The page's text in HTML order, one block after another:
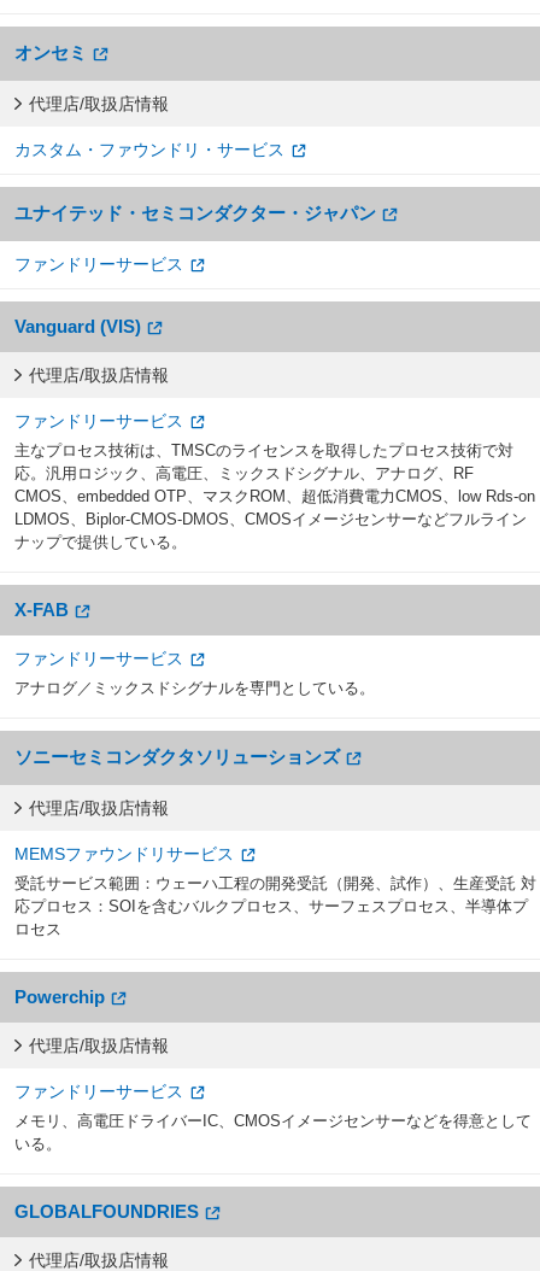
オンセミ
代理店/取扱店情報
カスタム・ファウンドリ・サービス
ユナイテッド・セミコンダクター・ジャパン
ファンドリーサービス
Vanguard (VIS)
代理店/取扱店情報
ファンドリーサービス
主なプロセス技術は、TMSCのライセンスを取得したプロセス技術で対
応。汎用ロジック、高電圧、ミックスドシグナル、アナログ、RF
CMOS、embedded OTP、マスクROM、超低消費電力CMOS、low Rds-on
LDMOS、Biplor-CMOS-DMOS、CMOSイメージセンサーなどフルライン
ナップで提供している。
X-FAB
ファンドリーサービス
アナログ／ミックスドシグナルを専門としている。
ソニーセミコンダクタソリューションズ
代理店/取扱店情報
MEMSファウンドリサービス
受託サービス範囲：ウェーハ工程の開発受託（開発、試作）、生産受託 対
応プロセス：SOIを含むバルクプロセス、サーフェスプロセス、半導体プ
ロセス
Powerchip
代理店/取扱店情報
ファンドリーサービス
メモリ、高電圧ドライバーIC、CMOSイメージセンサーなどを得意として
いる。
GLOBALFOUNDRIES
代理店/取扱店情報